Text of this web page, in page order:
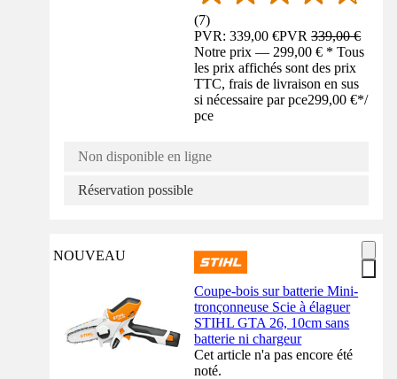
(7)
PVR: 339,00 €PVR339,00 €
Notre prix — 299,00 € * Tous
les prix affichés sont des prix
TTC, frais de livraison en sus
si nécessaire par pce299,00 €*/
pce
Non disponible en ligne
Réservation possible
NOUVEAU
Coupe-bois sur batterie Mini-
tronçonneuse Scie à élaguer
STIHL GTA 26, 10cm sans
batterie ni chargeur
Cet article n'a pas encore été
noté.